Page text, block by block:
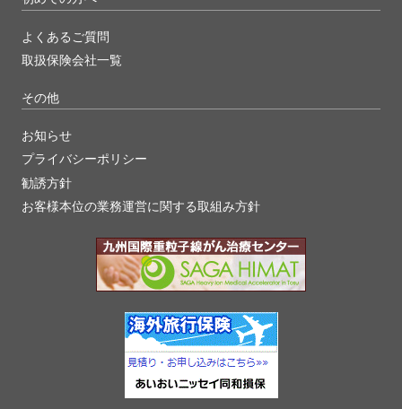
よくあるご質問
取扱保険会社一覧
その他
お知らせ
プライバシーポリシー
勧誘方針
お客様本位の業務運営に関する取組み方針